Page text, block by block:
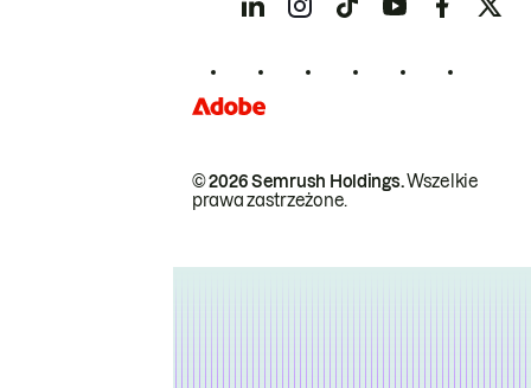
© 2026 Semrush Holdings.Wszelkie
prawa zastrzeżone.